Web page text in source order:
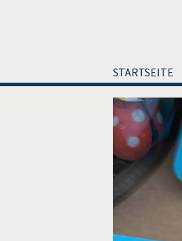
STARTSEITE